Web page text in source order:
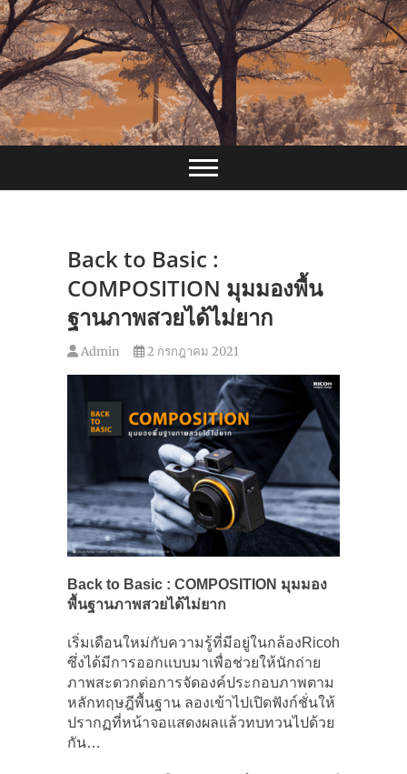
Skip
to
content
Back to Basic :
COMPOSITION มุมมองพื้น
ฐานภาพสวยได้ไม่ยาก
Admin 2 กรกฎาคม 2021
Back to Basic : COMPOSITION มุมมอง
พื้นฐานภาพสวยได้ไม่ยาก
เริ่มเดือนใหม่กับความรู้ที่มีอยู่ในกล้องRicoh
ซึ่งได้มีการออกแบบมาเพื่อช่วยให้นักถ่าย
ภาพสะดวกต่อการจัดองค์ประกอบภาพตาม
หลักทฤษฎีพื้นฐาน ลองเข้าไปเปิดฟังก์ชั่นให้
ปรากฏที่หน้าจอแสดงผลแล้วทบทวนไปด้วย
กัน…